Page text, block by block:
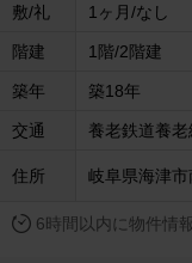
敷/礼 1ヶ月/なし
階建 1階/2階建
築年 築18年
交通 養老鉄道養
住所 岐阜県海津
6時間以内に物件情